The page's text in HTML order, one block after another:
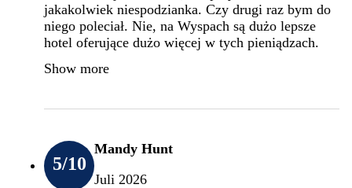
jakakolwiek niespodzianka. Czy drugi raz bym do
niego poleciał. Nie, na Wyspach są dużo lepsze
hotel oferujące dużo więcej w tych pieniądzach.
Show more
5/10
Mandy Hunt
Juli 2026